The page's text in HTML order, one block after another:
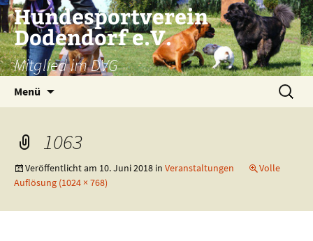
Zum
Inhalt
springen
Hundesportverein
Dodendorf e.V.
Mitglied im DVG
Menü
Suchen
nach:
1063
Veröffentlicht am 10. Juni 2018 in Veranstaltungen
Volle
Auflösung (1024 × 768)